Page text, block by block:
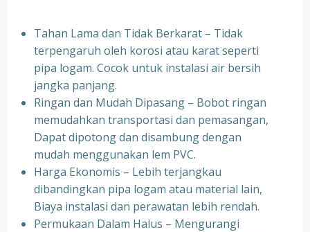
Tahan Lama dan Tidak Berkarat – Tidak
terpengaruh oleh korosi atau karat seperti
pipa logam. Cocok untuk instalasi air bersih
jangka panjang.
Ringan dan Mudah Dipasang – Bobot ringan
memudahkan transportasi dan pemasangan,
Dapat dipotong dan disambung dengan
mudah menggunakan lem PVC.
Harga Ekonomis – Lebih terjangkau
dibandingkan pipa logam atau material lain,
Biaya instalasi dan perawatan lebih rendah.
Permukaan Dalam Halus – Mengurangi